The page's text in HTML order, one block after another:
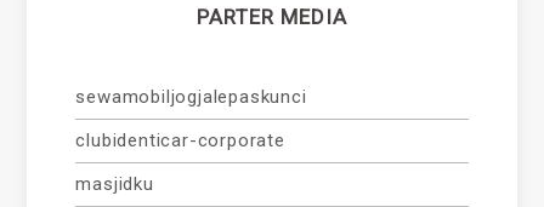
PARTER MEDIA
sewamobiljogjalepaskunci
clubidenticar-corporate
masjidku